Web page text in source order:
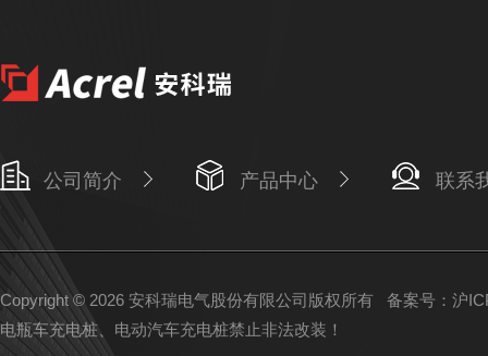
公司简介 产品中心 联系
Copyright © 2026 安科瑞电气股份有限公司版权所有 备案号：沪
电瓶车充电桩、电动汽车充电桩禁止非法改装！